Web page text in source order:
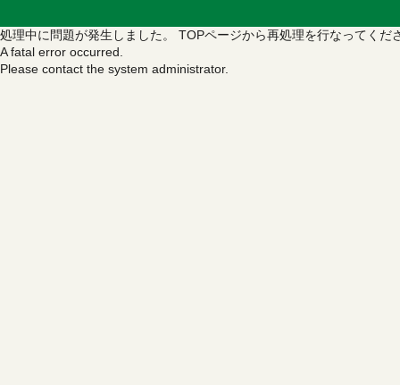
処理中に問題が発生しました。 TOPページから再処理を行なってくだ
A fatal error occurred.
Please contact the system administrator.